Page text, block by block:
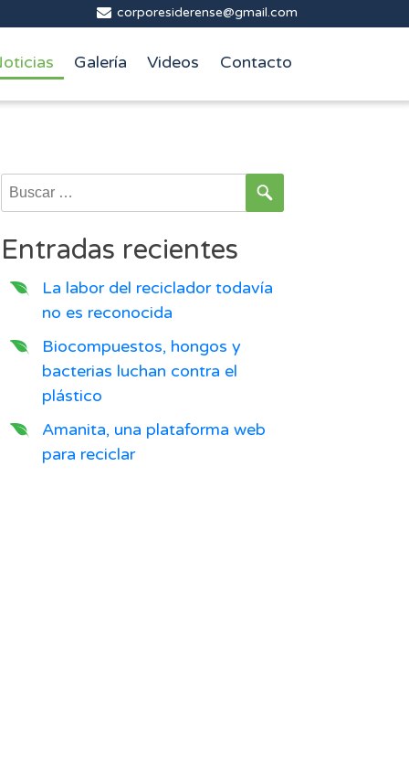
corporesiderense@gmail.com
Galería Videos Contacto
Buscar:
Entradas recientes
La labor del reciclador todavía
no es reconocida
Biocompuestos, hongos y
bacterias luchan contra el
plástico
Amanita, una plataforma web
para reciclar